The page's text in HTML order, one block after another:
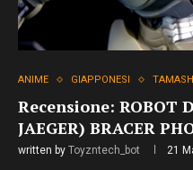
ANIME GIAPPONESI
Recensione: ROBOT
JAEGER) BRACER
written by Toyzntech_bot 21